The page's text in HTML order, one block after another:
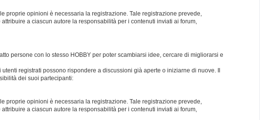
proprie opinioni è necessaria la registrazione. Tale registrazione prevede,
a ciascun autore la responsabilità per i contenuti inviati ai forum,
persone con lo stesso HOBBY per poter scambiarsi idee, cercare di migliorarsi e
registrati possono rispondere a discussioni già aperte o iniziarne di nuove. Il
dei suoi partecipanti:
proprie opinioni è necessaria la registrazione. Tale registrazione prevede,
a ciascun autore la responsabilità per i contenuti inviati ai forum,